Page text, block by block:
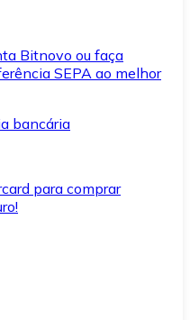
Bitnovo ou faça
SEPA ao melhor
bancária
para comprar